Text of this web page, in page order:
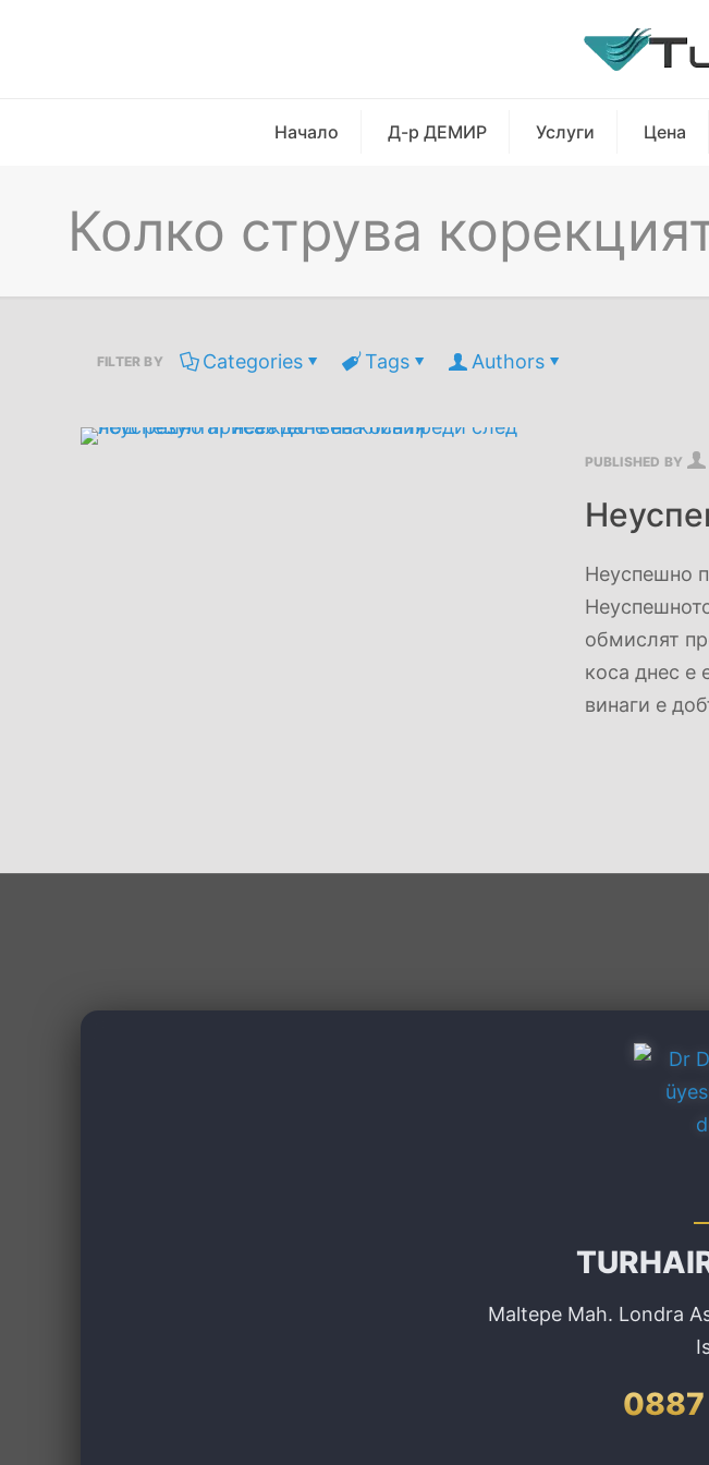
Начало Д-р ДЕМИР Услуги Цена
Колко струва
FILTER BY Categories Tags Authors
PUBLISHED BY
Неуспешно
обмислят
коса днес е
винаги е
Maltepe Mah. Londra
0887